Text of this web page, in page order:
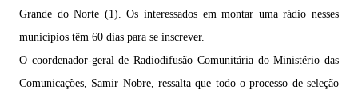
Grande do Norte (1). Os interessados em montar uma rádio nesses
municípios têm 60 dias para se inscrever.
O coordenador-geral de Radiodifusão Comunitária do Ministério das
Comunicações, Samir Nobre, ressalta que todo o processo de seleção